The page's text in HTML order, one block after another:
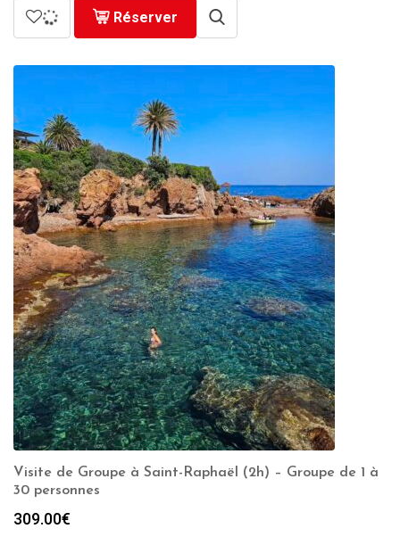
à
729.00€
Réserver
Visite de Groupe à Saint-Raphaël (2h) – Groupe de 1 à
30 personnes
309.00€